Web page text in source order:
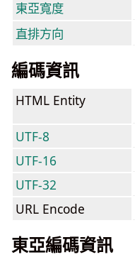
東亞寬度
直排方向
編碼資訊
HTML Entity
UTF-8
UTF-16
UTF-32
URL Encode
東亞編碼資訊